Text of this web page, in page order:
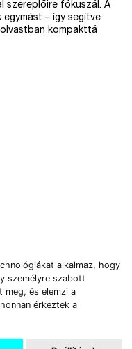
alkalmaz, hogy
személyre szabott
meg, és elemzi a
érkeztek a
szereplőire fókuszál. A
– így segítve
kompakttá